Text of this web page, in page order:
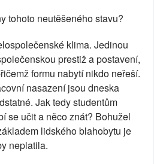
tohoto neutěšeného stavu?
klima. Jedinou
prestiž a postavení,
formu nabytí nikdo neřeší.
nasazení jsou dneska
Jak tedy studentům
se učit a něco znát? Bohužel
lidského blahobytu je
neplatila.